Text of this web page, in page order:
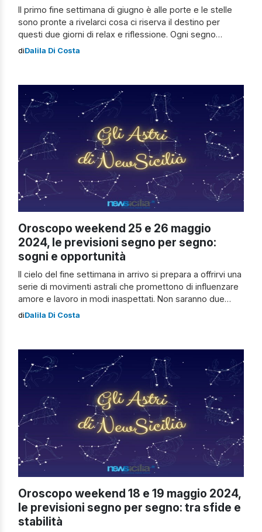
Il primo fine settimana di giugno è alle porte e le stelle
sono pronte a rivelarci cosa ci riserva il destino per
questi due giorni di relax e riflessione. Ogni segno
zodiacale è influenzato in modo unico dalle posizioni
diDalila Di Costa
Oroscopo weekend 25 e 26 maggio
2024, le previsioni segno per segno:
sogni e opportunità
Il cielo del fine settimana in arrivo si prepara a offrirvi una
serie di movimenti astrali che promettono di influenzare
amore e lavoro in modi inaspettati. Non saranno due
giornate qualunque: le stelle si allineano per portare
25 e 26 maggio 2024 con […]
diDalila Di Costa
Oroscopo weekend 18 e 19 maggio 2024,
le previsioni segno per segno: tra sfide e
stabilità